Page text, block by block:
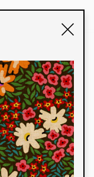
identidade
e estampas
colaboração
aos seus
linha de
mercados.
e